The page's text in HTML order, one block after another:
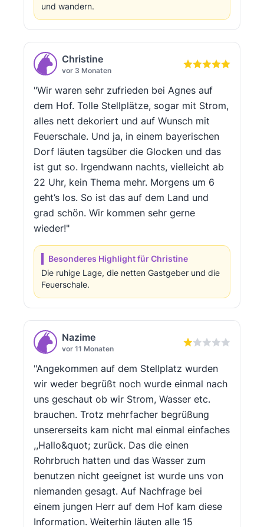
und wandern.
Christine
vor 3 Monaten
"Wir waren sehr zufrieden bei Agnes auf
dem Hof. Tolle Stellplätze, sogar mit Strom,
alles nett dekoriert und auf Wunsch mit
Feuerschale. Und ja, in einem bayerischen
Dorf läuten tagsüber die Glocken und das
ist gut so. Irgendwann nachts, vielleicht ab
22 Uhr, kein Thema mehr. Morgens um 6
geht’s los. So ist das auf dem Land und
grad schön. Wir kommen sehr gerne
wieder!"
Besonderes Highlight für Christine
Die ruhige Lage, die netten Gastgeber und die
Feuerschale.
Nazime
vor 11 Monaten
"Angekommen auf dem Stellplatz wurden
wir weder begrüßt noch wurde einmal nach
uns geschaut ob wir Strom, Wasser etc.
brauchen. Trotz mehrfacher begrüßung
unsererseits kam nicht mal einmal einfaches
,,Hallo&quot; zurück. Das die einen
Rohrbruch hatten und das Wasser zum
benutzen nicht geeignet ist wurde uns von
niemanden gesagt. Auf Nachfrage bei
einem jungen Herr auf dem Hof kam diese
Information. Weiterhin läuten alle 15